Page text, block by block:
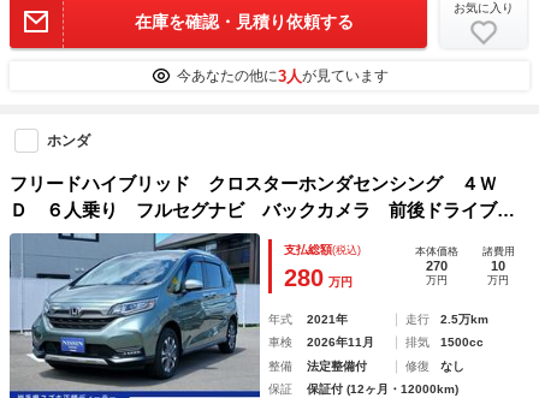
在庫を確認・見積り依頼する
お気に入り
今あなたの他に3人が見ています
ホンダ
フリードハイブリッド クロスターホンダセンシング ４Ｗ
Ｄ ６人乗り フルセグナビ バックカメラ 前後ドライブレ
コーダー ＥＴＣ Ｂｌｕｅｔｏｏｔｈ ＤＶＤ 両側電動ス
ライドドア クルーズコントロール 衝突被害軽減システム
オートライト シートヒーター 横滑り防止機能
支払総額(税込)
280 万円
本体価格
270
万円
諸費用
10
万円
年式 2021年 走行
2.5万km
車検
2026年11月 排気
1500cc
整備
法定整備付 修復
なし
保証
保証付 (12ヶ月・12000km)